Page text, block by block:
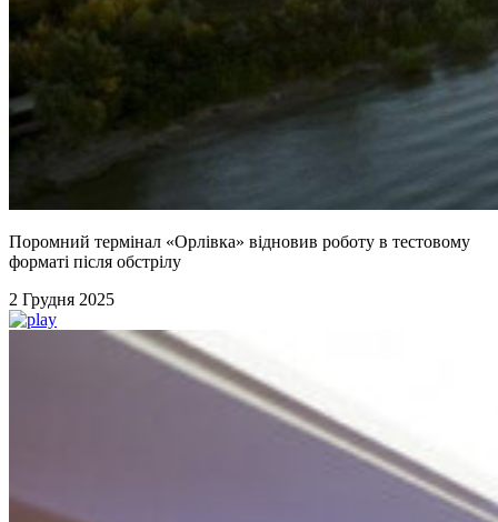
Поромний термінал «Орлівка» відновив роботу в тестовому
форматі після обстрілу
2 Грудня 2025